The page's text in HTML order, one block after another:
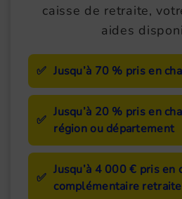
caisse de retraite,
aides
✅ Jusqu’à 70 % pris en
✅
Jusqu’à 20 % pris en
région ou département
✅
Jusqu’à 4 000 € pris en
complémentaire